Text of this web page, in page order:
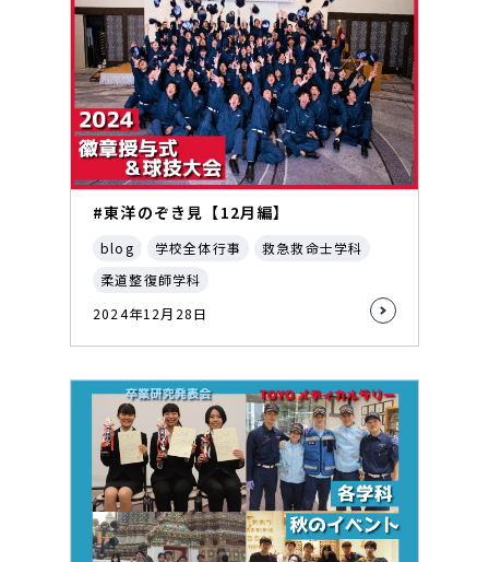
#東洋のぞき見【12月編】
blog 学校全体行事
救急救命士学科
柔道整復師学科
2024年12月28日